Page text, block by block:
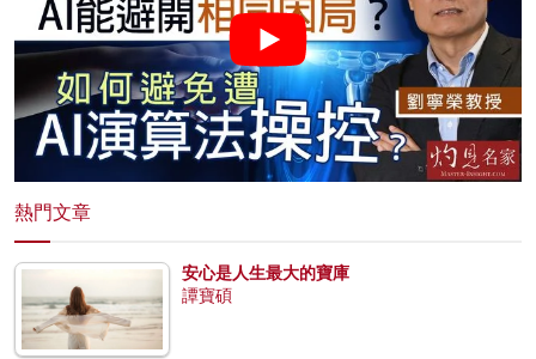
熱門文章
安心是人生最大的寶庫
譚寶碩